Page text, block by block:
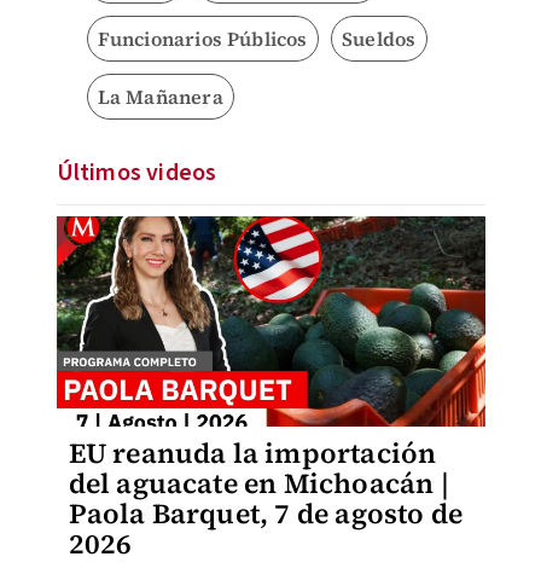
Funcionarios Públicos Sueldos
La Mañanera
Últimos videos
EU reanuda la importación
del aguacate en Michoacán |
Paola Barquet, 7 de agosto de
2026